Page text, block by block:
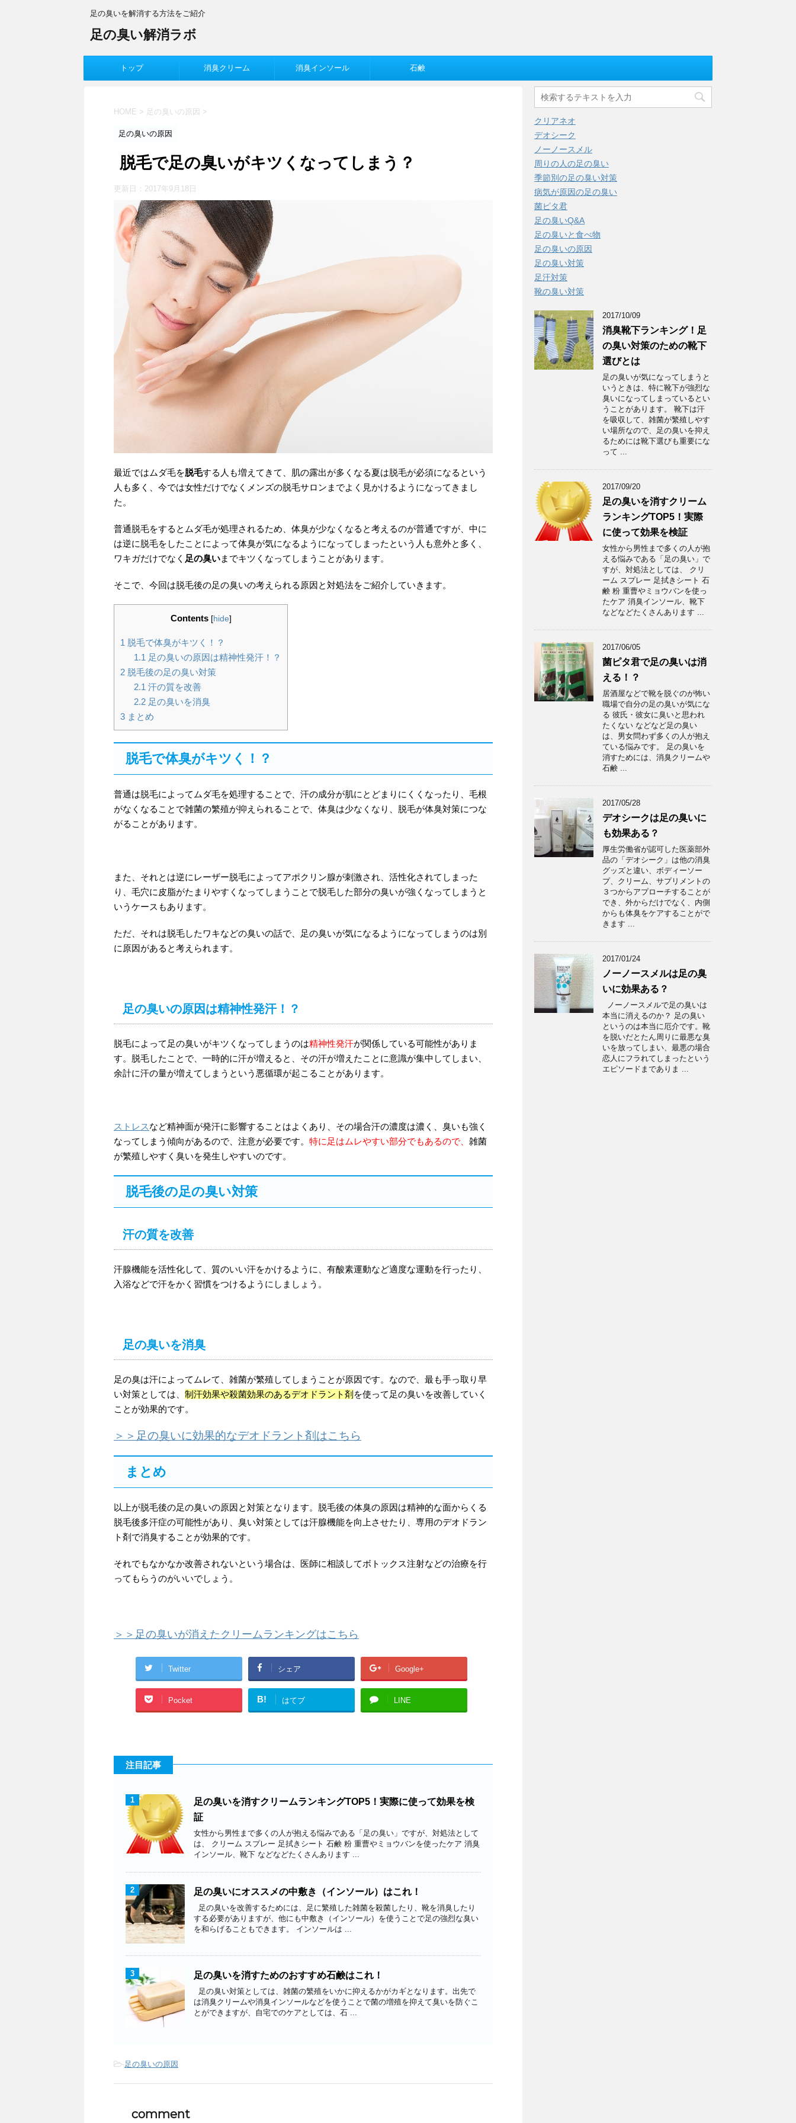
足の臭いを解消する方法をご紹介
足の臭い解消ラボ
トップ 消臭クリーム 消臭インソール 石鹸
HOME > 足の臭いの原因 >
足の臭いの原因
脱毛で足の臭いがキツくなってしまう？
更新日： 2017年9月18日
最近ではムダ毛を脱毛する人も増えてきて、肌の露出が多くなる夏は脱毛が必須になるという
人も多く、今では女性だけでなくメンズの脱毛サロンまでよく見かけるようになってきまし
た。
普通脱毛をするとムダ毛が処理されるため、体臭が少なくなると考えるのが普通ですが、中に
は逆に脱毛をしたことによって体臭が気になるようになってしまったという人も意外と多く、
ワキガだけでなく 足の臭いまでキツくなってしまうことがあります。
そこで、今回は脱毛後の足の臭いの考えられる原因と対処法をご紹介していきます。
Contents [hide]
1 脱毛で体臭がキツく！？
1.1 足の臭いの原因は精神性発汗！？
2 脱毛後の足の臭い対策
2.1 汗の質を改善
2.2足の臭いを消臭
3 まとめ
脱毛で体臭がキツく！？
普通は脱毛によってムダ毛を処理することで、汗の成分が肌にとどまりにくくなったり、毛根
がなくなることで雑菌の繁殖が抑えられることで、体臭は少なくなり、脱毛が体臭対策につな
がることがあります。
また、それとは逆にレーザー脱毛によってアポクリン腺が刺激され、活性化されてしまった
り、毛穴に皮脂がたまりやすくなってしまうことで脱毛した部分の臭いが強くなってしまうと
いうケースもあります。
ただ、それは脱毛したワキなどの臭いの話で、足の臭いが気になるようになってしまうのは別
に原因があると考えられます。
足の臭いの原因は精神性発汗！？
脱毛によって足の臭いがキツくなってしまうのは精神性発汗が関係している可能性がありま
す。脱毛したことで、一時的に汗が増えると、その汗が増えたことに意識が集中してしまい、
余計に汗の量が増えてしまうという悪循環が起こることがあります。
ストレスなど精神面が発汗に影響することはよくあり、その場合汗の濃度は濃く、臭いも強く
なってしまう傾向があるので、注意が必要です。 特に足はムレやすい部分でもあるので、 雑菌
が繁殖しやすく臭いを発生しやすいのです。
脱毛後の足の臭い対策
汗の質を改善
汗腺機能を活性化して、質のいい汗をかけるように、有酸素運動など適度な運動を行ったり、
入浴などで汗をかく習慣をつけるようにしましょう。
足の臭いを消臭
足の臭は汗によってムレて、雑菌が繁殖してしまうことが原因です。なので、最も手っ取り早
い対策としては、 制汗効果や殺菌効果のあるデオドラント剤 を使って足の臭いを改善していく
ことが効果的です。
＞＞足の臭いに効果的なデオドラント剤はこちら
まとめ
以上が脱毛後の足の臭いの原因と対策となります。脱毛後の体臭の原因は精神的な面からくる
脱毛後多汗症の可能性があり、臭い対策としては汗腺機能を向上させたり、専用のデオドラン
ト剤で消臭することが効果的です。
それでもなかなか改善されないという場合は、医師に相談してボトックス注射などの治療を行
ってもらうのがいいでしょう。
＞＞足の臭いが消えたクリームランキングはこちら
Twitter シェア Google+
Pocket B! はてブ LINE
注目記事
1
足の臭いを消すクリームランキングTOP5！実際に使って効果を検
証
女性から男性まで多くの人が抱える悩みである「足の臭い」ですが、対処法として
は、 クリーム スプレー 足拭きシート 石鹸 粉 重曹やミョウバンを使ったケア 消臭
インソール、靴下 などなどたくさんあります ...
2 足の臭いにオススメの中敷き（インソール）はこれ！
足の臭いを改善するためには、足に繁殖した雑菌を殺菌したり、靴を消臭したり
する必要がありますが、他にも中敷き（インソール）を使うことで足の強烈な臭い
を和らげることもできます。 インソールは ...
3 足の臭いを消すためのおすすめ石鹸はこれ！
足の臭い対策としては、雑菌の繁殖をいかに抑えるかがカギとなります。出先で
は消臭クリームや消臭インソールなどを使うことで菌の増殖を抑えて臭いを防ぐこ
とができますが、自宅でのケアとしては、石 ...
-足の臭いの原因
comment
クリアネオ
デオシーク
ノーノースメル
周りの人の足の臭い
季節別の足の臭い対策
病気が原因の足の臭い
菌ピタ君
足の臭いQ&A
足の臭いと食べ物
足の臭いの原因
足の臭い対策
足汗対策
靴の臭い対策
2017/10/09
消臭靴下ランキング！足
の臭い対策のための靴下
選びとは
足の臭いが気になってしまうと
いうときは、特に靴下が強烈な
臭いになってしまっているとい
うことがあります。 靴下は汗
を吸収して、雑菌が繁殖しやす
い場所なので、足の臭いを抑え
るためには靴下選びも重要にな
って ...
2017/09/20
足の臭いを消すクリーム
ランキングTOP5！実際
に使って効果を検証
女性から男性まで多くの人が抱
える悩みである「足の臭い」で
すが、対処法としては、 クリ
ーム スプレー 足拭きシート 石
鹸 粉 重曹やミョウバンを使っ
たケア 消臭インソール、靴下
などなどたくさんあります ...
2017/06/05
菌ピタ君で足の臭いは消
える！？
居酒屋などで靴を脱ぐのが怖い
職場で自分の足の臭いが気にな
る 彼氏・彼女に臭いと思われ
たくない などなど足の臭い
は、男女問わず多くの人が抱え
ている悩みです。 足の臭いを
消すためには、消臭クリームや
石鹸 ...
2017/05/28
デオシークは足の臭いに
も効果ある？
厚生労働省が認可した医薬部外
品の「デオシーク」は他の消臭
グッズと違い、ボディーソー
プ、クリーム、サプリメントの
３つからアプローチすることが
でき、外からだけでなく、内側
からも体臭をケアすることがで
きます ...
2017/01/24
ノーノースメルは足の臭
いに効果ある？
ノーノースメルで足の臭いは
本当に消えるのか？ 足の臭い
というのは本当に厄介です。靴
を脱いだとたん周りに最悪な臭
いを放ってしまい、最悪の場合
恋人にフラれてしまったという
エピソードまでありま ...